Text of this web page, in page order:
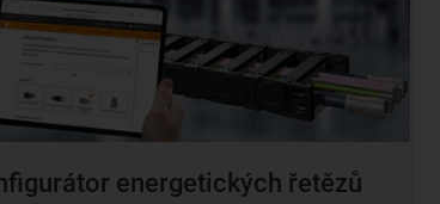
energetických řetězů